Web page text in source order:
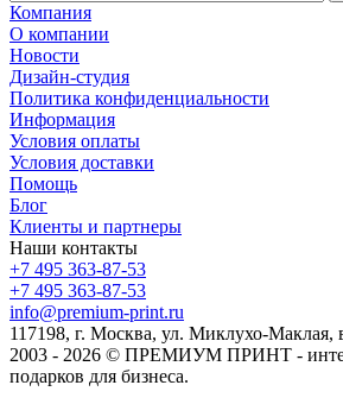
Компания
О компании
Новости
Дизайн-студия
Политика конфиденциальности
Информация
Условия оплаты
Условия доставки
Помощь
Блог
Клиенты и партнеры
Наши контакты
+7 495 363-87-53
+7 495 363-87-53
info@premium-print.ru
117198, г. Москва, ул. Миклухо-Маклая,
2003 - 2026 © ПРЕМИУМ ПРИНТ -
подарков для бизнеса.